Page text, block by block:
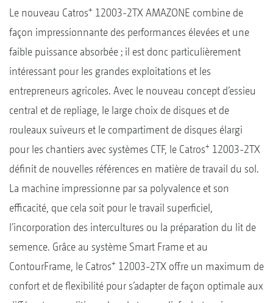
Le nouveau Catros+ 12003-2TX AMAZONE combine de
façon impressionnante des performances élevées et une
faible puissance absorbée ; il est donc particulièrement
intéressant pour les grandes exploitations et les
entrepreneurs agricoles. Avec le nouveau concept d’essieu
central et de repliage, le large choix de disques et de
rouleaux suiveurs et le compartiment de disques élargi
pour les chantiers avec systèmes CTF, le Catros+ 12003-2TX
définit de nouvelles références en matière de travail du sol.
La machine impressionne par sa polyvalence et son
efficacité, que cela soit pour le travail superficiel,
l’incorporation des intercultures ou la préparation du lit de
semence. Grâce au système Smart Frame et au
ContourFrame, le Catros+ 12003-2TX offre un maximum de
confort et de flexibilité pour s’adapter de façon optimale aux